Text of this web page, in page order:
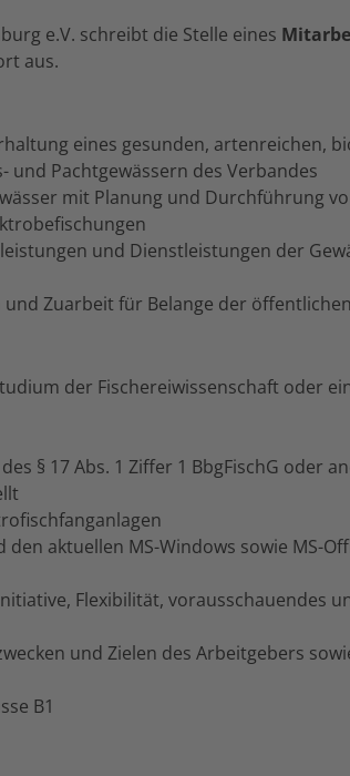
e.V. schreibt die Stelle eines
aus.
eines gesunden, artenreichen,
und Pachtgewässern des Verbandes
mit Planung und Durchführung
und Dienstleistungen der
Zuarbeit für Belange der
der Fischereiwissenschaft oder
§ 17 Abs. 1 Ziffer 1 BbgFischG oder
aktuellen MS-Windows sowie MS-
Flexibilität, vorausschauendes
und Zielen des Arbeitgebers
B1